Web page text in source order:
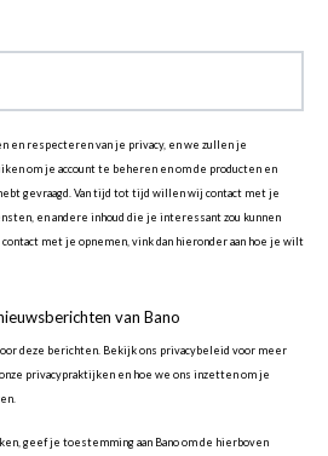
en respecteren van je privacy, en we zullen je
om je account te beheren en om de producten en
gevraagd. Van tijd tot tijd willen wij contact met je
en andere inhoud die je interessant zou kunnen
met je opnemen, vink dan hieronder aan hoe je wilt
van Bano
deze berichten. Bekijk ons privacybeleid voor meer
privacypraktijken en hoe we ons inzetten om je
geef je toestemming aan Bano om de hierboven